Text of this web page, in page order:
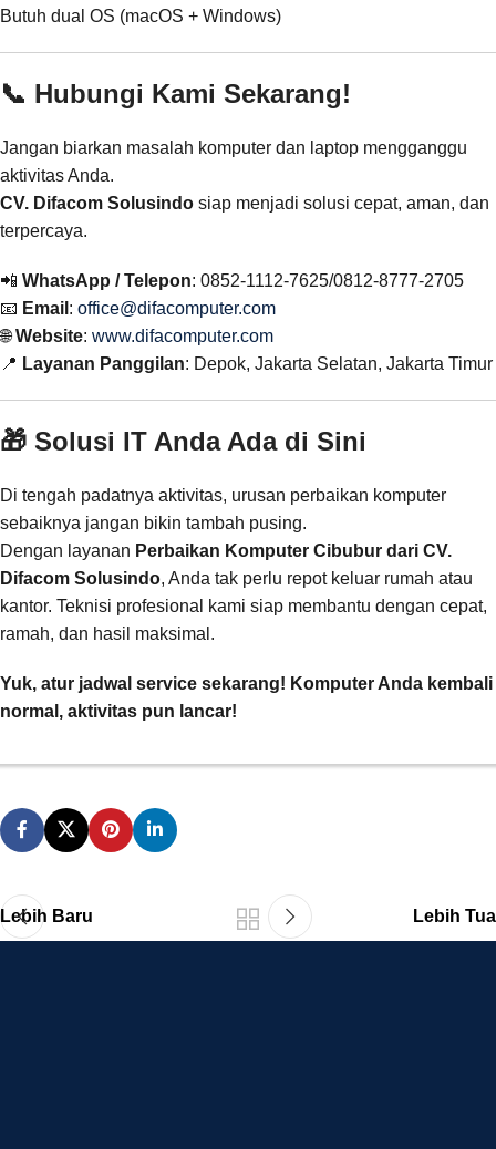
Butuh dual OS (macOS + Windows)
📞 Hubungi Kami Sekarang!
Jangan biarkan masalah komputer dan laptop mengganggu
aktivitas Anda.
CV. Difacom Solusindo siap menjadi solusi cepat, aman, dan
terpercaya.
📲 WhatsApp / Telepon: 0852-1112-7625/0812-8777-2705
📧 Email : office@difacomputer.com
🌐Website: www.difacomputer.com
📍 Layanan Panggilan: Depok, Jakarta Selatan, Jakarta Timur
🎁 Solusi IT Anda Ada di Sini
Di tengah padatnya aktivitas, urusan perbaikan komputer
sebaiknya jangan bikin tambah pusing.
Dengan layanan Perbaikan Komputer Cibubur dari CV.
Difacom Solusindo, Anda tak perlu repot keluar rumah atau
kantor. Teknisi profesional kami siap membantu dengan cepat,
ramah, dan hasil maksimal.
Yuk, atur jadwal service sekarang! Komputer Anda kembali
normal, aktivitas pun lancar!
Lebih Baru Lebih Tua